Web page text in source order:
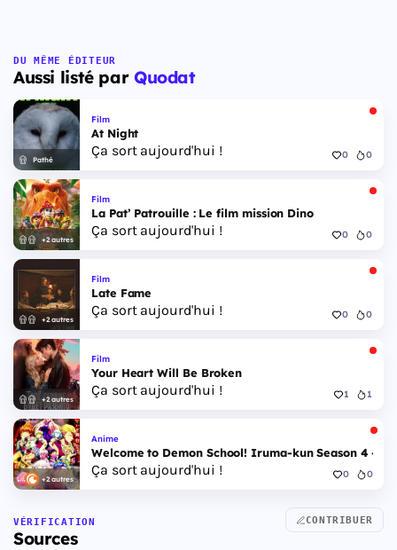
DU MÊME ÉDITEUR
Aussi listé par Quodat
Pathé
Film
At Night
Ça sort aujourd'hui ! 0 0
+2 autres
Film
La Pat’ Patrouille : Le film mission Dino
Ça sort aujourd'hui ! 0 0
+2 autres
Film
Late Fame
Ça sort aujourd'hui ! 0 0
+2 autres
Film
Your Heart Will Be Broken
Ça sort aujourd'hui ! 1 1
+2 autres
Anime
Welcome to Demon School! Iruma-kun Season 4 -
Ça sort aujourd'hui ! 0 0
VÉRIFICATION
Sources
CONTRIBUER